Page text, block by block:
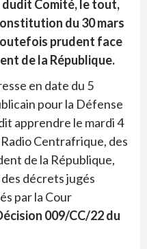
Comité, le tout,
du 30 mars
prudent face
de la République.
en date du 5
pour la Défense
apprendre le mardi 4
Centrafrique, des
de la République,
décrets jugés
par la Cour
009/CC/22 du